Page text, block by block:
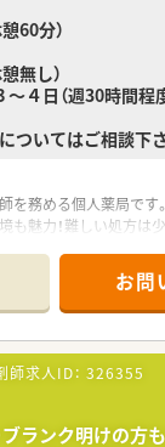
60分）
無し）
４日（週30時間程
ついてはご相談下
を務める個人薬局です
も魅力！難しい処方は
め、お買い物もできて
きたい方におススメ。
く、相談しやすい環
お問
師求人ID： 326355
ブランク明けの方